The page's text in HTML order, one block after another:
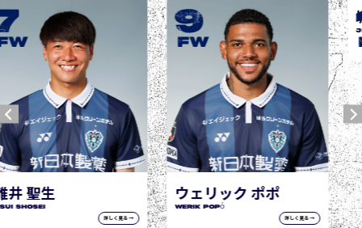
ウェリック ポポ
WERIK POPÓ
城後 寿
JOGO Hisashi
10